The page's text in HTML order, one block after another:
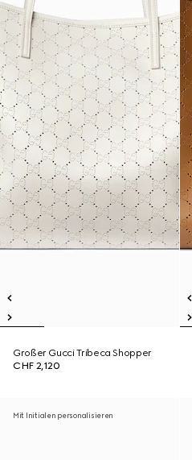
Großer Gucci Tribeca Shopper
CHF 2,120
Mit Initialen personalisieren